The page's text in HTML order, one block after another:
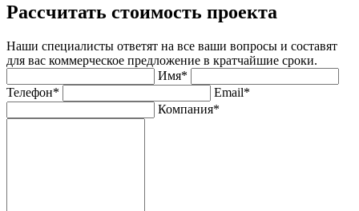
Рассчитать стоимость проекта
Наши специалисты ответят на все ваши вопросы и составят
для вас коммерческое предложение в кратчайшие сроки.
Имя*
Телефон*
Email*
Компания*